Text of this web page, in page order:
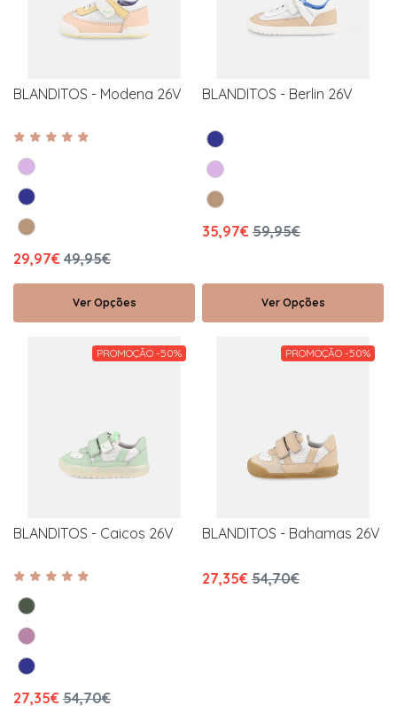
BLANDITOS - Modena 26V
29,97€ 49,95€
Ver Opções
BLANDITOS - Berlin 26V
35,97€ 59,95€
Ver Opções
PROMOÇÃO -50%
BLANDITOS - Caicos 26V
27,35€ 54,70€
PROMOÇÃO -50%
BLANDITOS - Bahamas 26V
27,35€ 54,70€